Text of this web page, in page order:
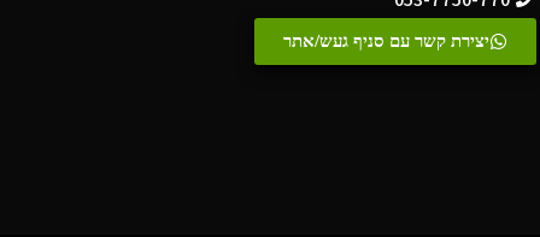
יצירת קשר עם סניף געש/אתר